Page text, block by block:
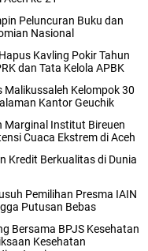
Peluncuran Buku dan
Nasional
Kavling Pokir Tahun
dan Tata Kelola APBK
Kelompok 30
Kantor Geuchik
Marginal Institut Bireuen
Cuaca Ekstrem di Aceh
Kredit Berkualitas di Dunia
Pemilihan Presma IAIN
Putusan Bebas
Bersama BPJS Kesehatan
Kesehatan